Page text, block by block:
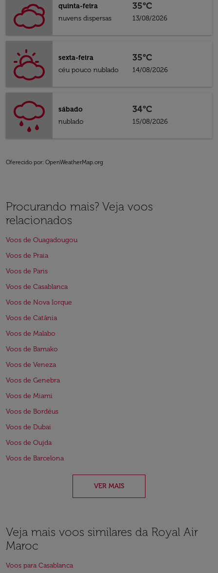
quinta-feira
nuvens dispersas
35°C
13/08/2026
sexta-feira
céu pouco nublado
35°C
14/08/2026
sábado
nublado
34°C
15/08/2026
Oferecido por: OpenWeatherMap.org
Procurando mais? Veja voos
relacionados
Voos de Ouagadougou
Voos de Praia
Voos de Paris
Voos de Casablanca
Voos de Nova Iorque
Voos de Catânia
Voos de Malabo
Voos de Bamako
Voos de Veneza
Voos de Genebra
Voos de Miami
Voos de Bordéus
Voos de Dubai
Voos de Oujda
Voos de Barcelona
VER MAIS
Veja mais voos similares da Royal Air
Maroc
Voos para Casablanca